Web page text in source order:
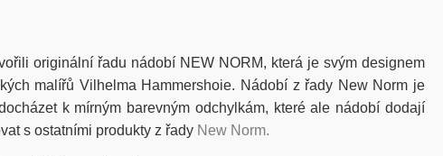
originální řadu nádobí NEW NORM, která je svým designem
malířů Vilhelma Hammershoie. Nádobí z řady New Norm je
k mírným barevným odchylkám, které ale nádobí dodají
s ostatními produkty z řady New Norm.